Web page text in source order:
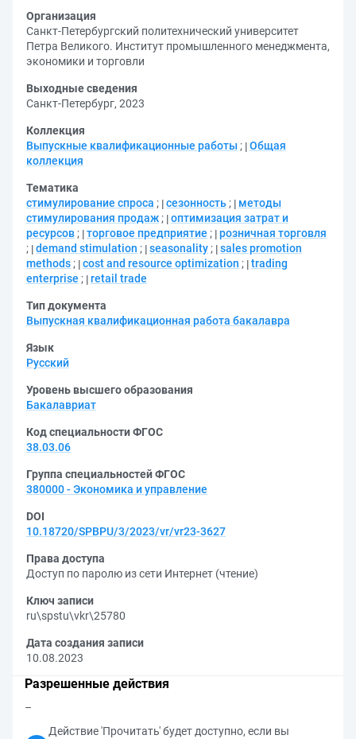
Организация
Санкт-Петербургский политехнический университет
Петра Великого. Институт промышленного менеджмента,
экономики и торговли
Выходные сведения
Санкт-Петербург, 2023
Коллекция
Выпускные квалификационные работы ; Общая
коллекция
Тематика
стимулирование спроса ; сезонность ;
методы
стимулирования продаж ; оптимизация затрат и
ресурсов ; торговое предприятие ; розничная торговля
; demand stimulation ; seasonality ; sales promotion
methods ; cost and resource optimization ; trading
enterprise ; retail trade
Тип документа
Выпускная квалификационная работа бакалавра
Язык
Русский
Уровень высшего образования
Бакалавриат
Код специальности ФГОС
38.03.06
Группа специальностей ФГОС
380000 - Экономика и управление
DOI
10.18720/SPBPU/3/2023/vr/vr23-3627
Права доступа
Доступ по паролю из сети Интернет (чтение)
Ключ записи
ru\spstu\vkr\25780
Дата создания записи
10.08.2023
Разрешенные действия
–
Действие 'Прочитать' будет доступно, если вы